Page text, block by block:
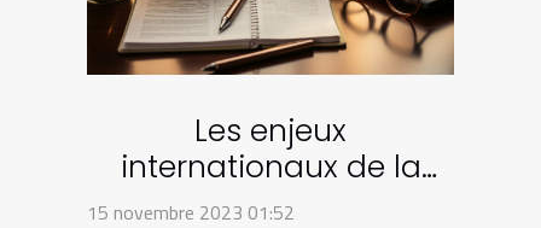
Les enjeux
internationaux de la
fiscalité : le rôle de
15 novembre 2023 01:52